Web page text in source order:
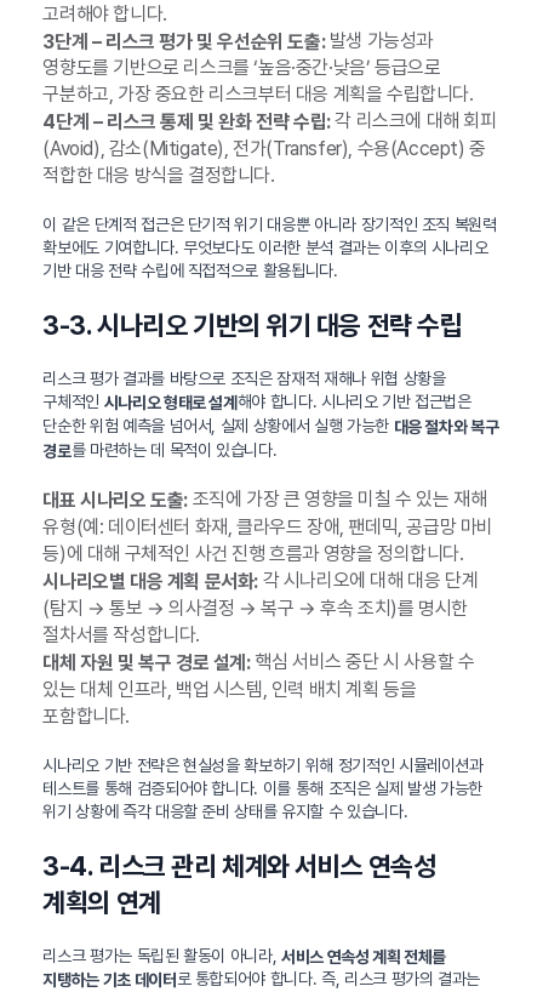
고려해야 합니다.
3단계 – 리스크 평가 및 우선순위 도출:발생 가능성과
영향도를 기반으로 리스크를 ‘높음·중간·낮음’ 등급으로
구분하고, 가장 중요한 리스크부터 대응 계획을 수립합니다.
4단계 – 리스크 통제 및 완화 전략 수립:각 리스크에 대해 회피
(Avoid), 감소(Mitigate), 전가(Transfer), 수용(Accept) 중
적합한 대응 방식을 결정합니다.
이 같은 단계적 접근은 단기적 위기 대응뿐 아니라 장기적인 조직 복원력
확보에도 기여합니다. 무엇보다도 이러한 분석 결과는 이후의 시나리오
기반 대응 전략 수립에 직접적으로 활용됩니다.
3-3. 시나리오 기반의 위기 대응 전략 수립
리스크 평가 결과를 바탕으로 조직은 잠재적 재해나 위협 상황을
구체적인 시나리오 형태로 설계 해야 합니다. 시나리오 기반 접근법은
단순한 위험 예측을 넘어서, 실제 상황에서 실행 가능한 대응 절차와 복구
경로를 마련하는 데 목적이 있습니다.
대표 시나리오 도출:조직에 가장 큰 영향을 미칠 수 있는 재해
유형(예: 데이터센터 화재, 클라우드 장애, 팬데믹, 공급망 마비
등)에 대해 구체적인 사건 진행 흐름과 영향을 정의합니다.
시나리오별 대응 계획 문서화:각 시나리오에 대해 대응 단계
(탐지 → 통보 → 의사결정 → 복구 → 후속 조치)를 명시한
절차서를 작성합니다.
대체 자원 및 복구 경로 설계:핵심 서비스 중단 시 사용할 수
있는 대체 인프라, 백업 시스템, 인력 배치 계획 등을
포함합니다.
시나리오 기반 전략은 현실성을 확보하기 위해 정기적인 시뮬레이션과
테스트를 통해 검증되어야 합니다. 이를 통해 조직은 실제 발생 가능한
위기 상황에 즉각 대응할 준비 상태를 유지할 수 있습니다.
3-4. 리스크 관리 체계와 서비스 연속성
계획의 연계
리스크 평가는 독립된 활동이 아니라,서비스 연속성 계획 전체를
지탱하는 기초 데이터로 통합되어야 합니다. 즉, 리스크 평가의 결과는